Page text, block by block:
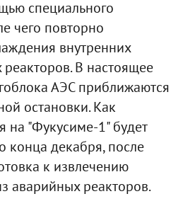
специального
чего повторно
внутренних
В настоящее
АЭС приближаются
остановки. Как
на "Фукусиме-1" будет
конца декабря, после
к извлечению
аварийных реакторов.